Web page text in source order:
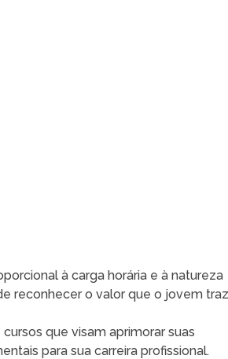
à carga horária e à natureza
reconhecer o valor que o jovem
que visam aprimorar suas
para sua carreira profissional.